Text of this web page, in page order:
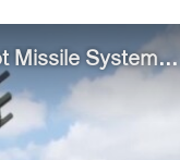
US Finalizing Plans to Send Patriot Missile Systems to Ukraine